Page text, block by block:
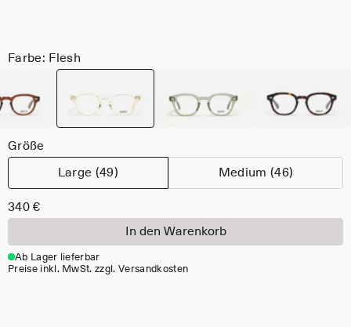
Farbe: Flesh
Größe
Large (49) Medium (46)
340 €
In den Warenkorb
Ab Lager lieferbar
Preise inkl. MwSt. zzgl. Versandkosten